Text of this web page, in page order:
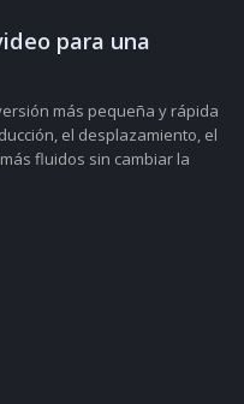
para una
más pequeña y rápida
el desplazamiento, el
fluidos sin cambiar la